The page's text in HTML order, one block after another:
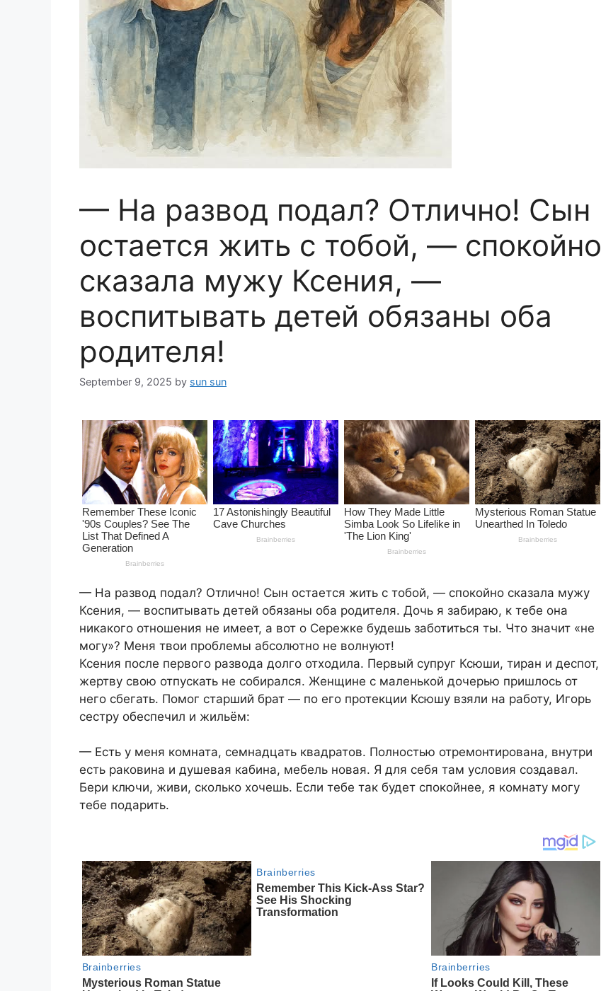
— На развод подал? Отлично! Сын
остается жить с тобой, — спокойно
сказала мужу Ксения, —
воспитывать детей обязаны оба
родителя!
September 9, 2025 by sun sun
— На развод подал? Отлично! Сын остается жить с тобой, — спокойно сказала мужу
Ксения, — воспитывать детей обязаны оба родителя. Дочь я забираю, к тебе она
никакого отношения не имеет, а вот о Сережке будешь заботиться ты. Что значит «не
могу»? Меня твои проблемы абсолютно не волнуют!
Ксения после первого развода долго отходила. Первый супруг Ксюши, тиран и деспот,
жертву свою отпускать не собирался. Женщине с маленькой дочерью пришлось от
него сбегать. Помог старший брат — по его протекции Ксюшу взяли на работу, Игорь
сестру обеспечил и жильём:
— Есть у меня комната, семнадцать квадратов. Полностью отремонтирована, внутри
есть раковина и душевая кабина, мебель новая. Я для себя там условия создавал.
Бери ключи, живи, сколько хочешь. Если тебе так будет спокойнее, я комнату могу
тебе подарить.